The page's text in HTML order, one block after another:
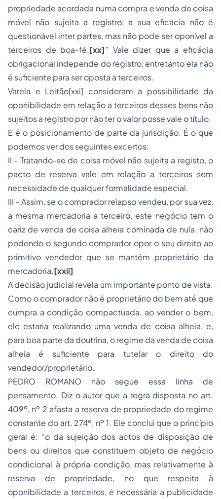
propriedade acordada numa compra e venda de coisa
móvel não sujeita a registro, a sua eficácia não é
questionável inter partes, mas não pode ser oponível a
terceiros de boa-fé.[xx]” Vale dizer que a eficácia
obrigacional independe do registro, entretanto ela não
é suficiente para ser oposta a terceiros.
Varela e Leitão[xxi] consideram a possibilidade da
oponibilidade em relação a terceiros desses bens não
sujeitos a registro por não ter o valor posse vale o título.
E é o posicionamento de parte da jurisdição. É o que
podemos ver dos seguintes excertos:
II - Tratando-se de coisa móvel não sujeita a registo, o
pacto de reserva vale em relação a terceiros sem
necessidade de qualquer formalidade especial.
III - Assim, se o comprador relapso vendeu, por sua vez,
a mesma mercadoria a terceiro, este negócio tem o
cariz de venda de coisa alheia cominada de nula, não
podendo o segundo comprador opor o seu direito ao
primitivo vendedor que se mantém proprietário da
mercadoria.[xxii]
A decisão judicial revela um importante ponto de vista.
Como o comprador não é proprietário do bem até que
cumpra a condição compactuada, ao vender o bem,
ele estaria realizando uma venda de coisa alheia, e,
para boa parte da doutrina, o regime da venda de coisa
alheia é suficiente para tutelar o direito do
vendedor/proprietário.
PEDRO ROMANO não segue essa linha de
pensamento. Diz o autor que a regra disposta no art.
409º, nº 2 afasta a reserva de propriedade do regime
constante do art. 274º, nº 1. Ele conclui que o princípio
geral é: “o da sujeição dos actos de disposição de
bens ou direitos que constituem objeto de negócio
condicional à própria condição, mas relativamente à
reserva de propriedade, no que respeita à
oponibilidade a terceiros, é necessária a publicidade